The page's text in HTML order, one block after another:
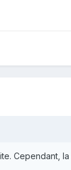
Cependant,